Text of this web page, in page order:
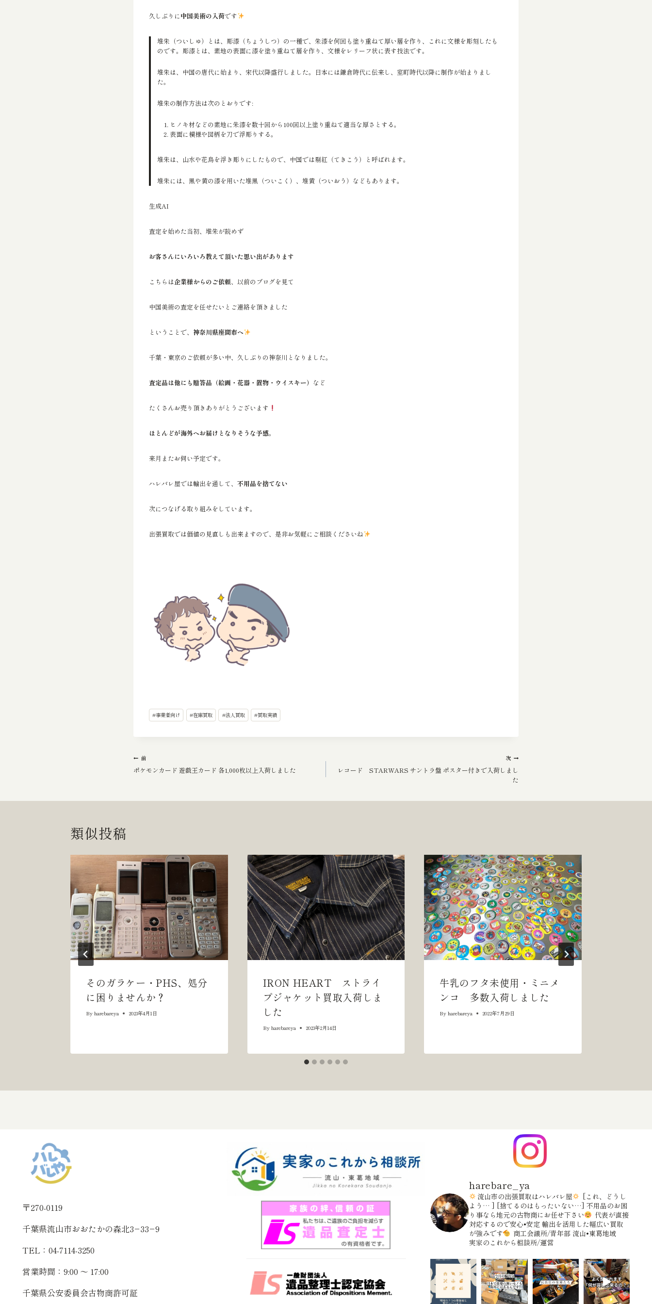
久しぶりに中国美術の入荷です
堆朱（ついしゅ）とは、彫漆（ちょうしつ）の一種で、朱漆を何回も塗り重ねて厚い層を作り、これに文様を彫刻したも
のです。彫漆とは、素地の表面に漆を塗り重ねて層を作り、文様をレリーフ状に表す技法です。
堆朱は、中国の唐代に始まり、宋代以降盛行しました。日本には鎌倉時代に伝来し、室町時代以降に制作が始まりまし
た。
堆朱の制作方法は次のとおりです:
ヒノキ材などの素地に朱漆を数十回から100回以上塗り重ねて適当な厚さとする。
表面に模様や図柄を刀で浮彫りする。
堆朱は、山水や花鳥を浮き彫りにしたもので、中国では剔紅（てきこう）と呼ばれます。
堆朱には、黒や黄の漆を用いた堆黒（ついこく）、堆黄（ついおう）などもあります。
生成AI
査定を始めた当初、堆朱が読めず
お客さんにいろいろ教えて頂いた思い出があります
こちらは企業様からのご依頼、以前のブログを見て
中国美術の査定を任せたいとご連絡を頂きました
ということで、 神奈川県座間市へ
千葉・東京のご依頼が多い中、久しぶりの神奈川となりました。
査定品は他にも贈答品（絵画・花器・置物・ウイスキー） など
たくさんお売り頂きありがとうございます
ほとんどが海外へお届けとなりそうな予感。
来月またお伺い予定です。
ハレバレ屋では輸出を通して、 不用品を捨てない
次につなげる取り組みをしています。
出張買取では価値の見直しも出来ますので、是非お気軽にご相談くださいね
投
稿
グ:
#事業者向け #在庫買取 #法人買取 #買取実績
投
ナ
ー
シ
ョ
ン
前
ポケモンカード 遊戯王カード 各1,000枚以上入荷しました
次
レコード STARWARS サントラ盤 ポスター付きで入荷しまし
た
類似投稿
そのガラケー・PHS、処分
に困りませんか？
By harebareya 2023年4月1日
IRON HEART ストライ
プジャケット買取入荷しま
した
By harebareya 2023年2月14日
牛乳のフタ未使用・ミニメ
ンコ 多数入荷しました
By harebareya 2022年7月29日
〒270-0119
千葉県流山市おおたかの森北3−33−9
TEL：04-7114-3250
営業時間：9:00 〜 17:00
千葉県公安委員会古物商許可証
harebare_ya
流山市の出張買取はハレバレ屋
[これ、どうし
よう… ] [捨てるのはもったいない…] 不用品のお困
り事なら地元の古物商にお任せ下さい
代表が直接
対応するので安心•安定 輸出を活用した幅広い買取
が強みです
商工会議所/青年部 流山•東葛地域
実家のこれから相談所/運営